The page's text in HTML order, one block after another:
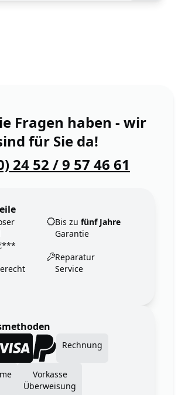
Fragen haben - wir
für Sie da!
24 52 / 9 57 46 61
Bis zu fünf Jahre
Garantie
Reparatur
Service
Rechnung
Vorkasse
Überweisung